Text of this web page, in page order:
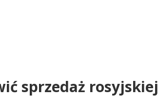
sprzedaż rosyjskiej